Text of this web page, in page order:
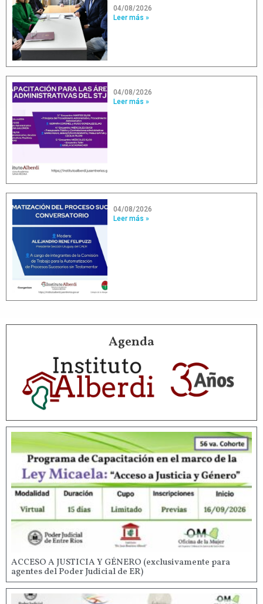
04/08/2026
Leer más »
04/08/2026
Leer más »
04/08/2026
Leer más »
Agenda
ACCESO A JUSTICIA Y GÉNERO (exclusivamente para
agentes del Poder Judicial de ER)